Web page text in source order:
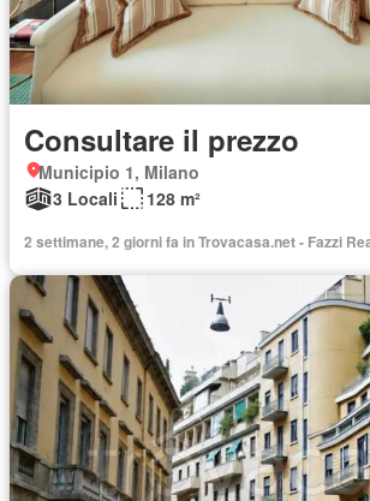
Consultare il prezzo
Municipio 1, Milano
3 Locali
128 m²
2 settimane, 2 giorni fa in Trovacasa.net - Fazzi